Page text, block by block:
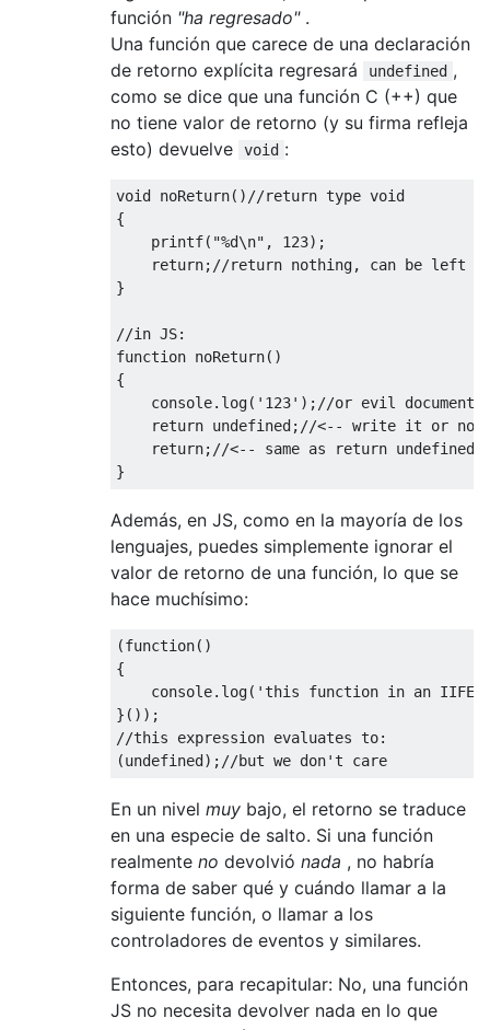
función "ha regresado".
Una función que carece de una declaración
de retorno explícita regresará
undefined ,
como se dice que una función C (++) que
no tiene valor de retorno (y su firma refleja
esto) devuelve
void :
void noReturn() //return type void
{
    printf
( "%d\n" , 123);
return; //return nothing, can be left
}
//in JS:
function noReturn()
{
    console
. log( '123' ); //or evil
return undefined; //<-- write it or not,
return; //<-- same as return undefined
}
Además, en JS, como en la mayoría de los
lenguajes, puedes simplemente ignorar el
valor de retorno de una función, lo que se
hace muchísimo:
(function()
{
    console
. log( 'this function in an IIFE
}());
//this expression evaluates to:
(undefined); //but we don't care
En un nivel muy bajo, el retorno se traduce
en una especie de salto. Si una función
realmente no devolvió nada , no habría
forma de saber qué y cuándo llamar a la
siguiente función, o llamar a los
controladores de eventos y similares.
Entonces, para recapitular: No, una función
JS no necesita devolver nada en lo que